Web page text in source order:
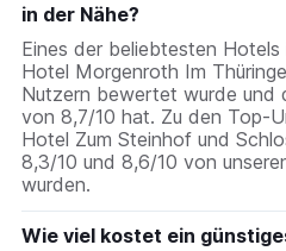
in der Nähe?
Eines der beliebtesten
Hotel Morgenroth Im
Nutzern bewertet wurde und
von 8,7/10 hat. Zu den Top-
Hotel Zum Steinhof und
8,3/10 und 8,6/10 von
wurden.
Wie viel kostet ein